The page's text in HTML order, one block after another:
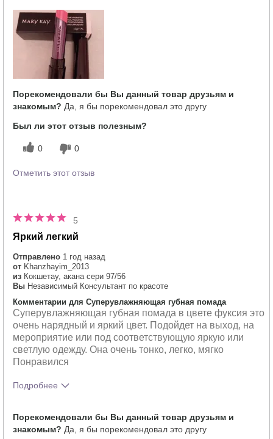
продукта?
Как отличается опыт использования
этого продукта от декоративной
косметики других брендов?
Порекомендовали бы Вы данный товар друзьям и
знакомым? Да, я бы порекомендовал это другу
Был ли этот отзыв полезным?
0 0
Отметить этот отзыв
5
Яркий легкий
Отправлено 1 год назад
от Khanzhayim_2013
из Кокшетау, акана сери 97/56
Вы Независимый Консультант по красоте
Комментарии для Суперувлажняющая губная помада
Суперувлажняющая губная помада в цвете фуксия это
очень нарядный и яркий цвет. Подойдет на выход, на
мероприятие или под соответствующую яркую или
светлую одежду. Она очень тонко, легко, мягко
Понравился
Подробнее
продукта?
Как отличается опыт использования
Порекомендовали бы Вы данный товар друзьям и
знакомым? Да, я бы порекомендовал это другу